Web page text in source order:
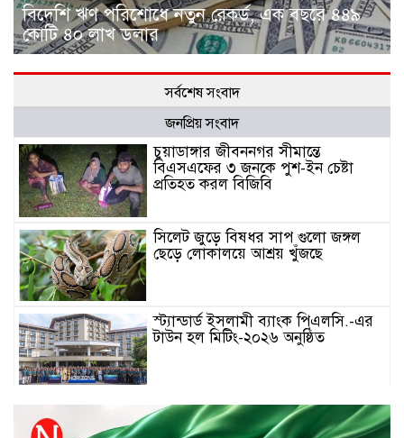
বিদেশি ঋণ পরিশোধে নতুন রেকর্ড, এক বছরে ৪৪৯
কোটি ৪০ লাখ ডলার
সর্বশেষ সংবাদ
জনপ্রিয় সংবাদ
চুয়াডাঙ্গার জীবননগর সীমান্তে
বিএসএফের ৩ জনকে পুশ-ইন চেষ্টা
প্রতিহত করল বিজিবি
সিলেট জুড়ে বিষধর সাপ গুলো জঙ্গল
ছেড়ে লোকালয়ে আশ্রয় খুঁজছে
স্ট্যান্ডার্ড ইসলামী ব্যাংক পিএলসি.-এর
টাউন হল মিটিং-২০২৬ অনুষ্ঠিত
বিদায়ী সপ্তাহে দর পতনের শীর্ষে এস
আলম কোল্ড রোল্ড